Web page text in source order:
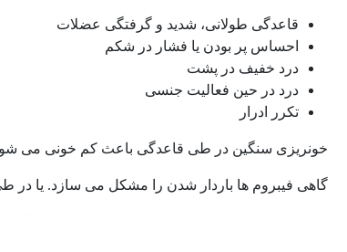
قاعدگی طولانی، شدید و گرفتگی عضلات
احساس پر بودن یا فشار در شکم
درد خفیف در پشت
درد در حین فعالیت جنسی
تکرر ادرار
خونریزی سنگین در طی قاعدگی باعث کم خونی می
گاهی فیبروم ها باردار شدن را مشکل می سازد. یا در